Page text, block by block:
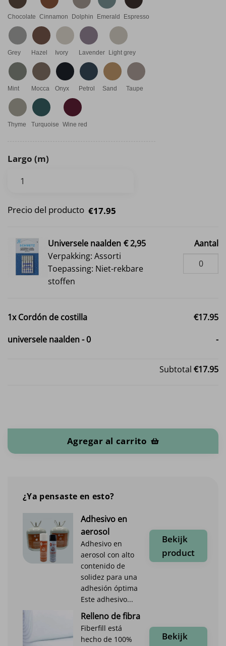
Chocolate Cinnamon Dolphin Emerald Espresso
Grey Hazel Ivory Lavender Light grey
Mint Mocca Onyx Petrol Sand Taupe
Thyme Turquoise Wine red
Largo (m)
Precio del producto €17.95
Universele naalden € 2,95
Verpakking: Assorti
Toepassing: Niet-rekbare
stoffen
Aantal
1xCordón de costilla €17.95
universele naalden-0 -
Subtotal €17.95
Agregar al carrito
¿Ya pensaste en esto?
Adhesivo en
aerosol
Adhesivo en
aerosol con alto
contenido de
solidez para una
adhesión óptima
Este adhesivo...
Bekijk
product
Relleno de fibra
Fiberfill está
hecho de 100%
Bekijk